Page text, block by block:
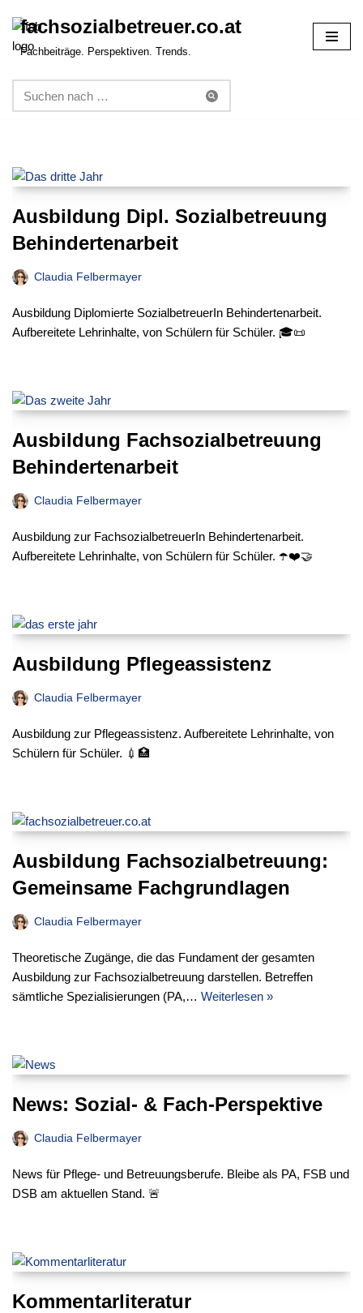
Zum
springen
fachsozialbetreuer.co.at
Fachbeiträge. Perspektiven. Trends.
Ausbildung Dipl. Sozialbetreuung
Behindertenarbeit
Claudia Felbermayer
Ausbildung Diplomierte SozialbetreuerIn Behindertenarbeit.
Aufbereitete Lehrinhalte, von Schülern für Schüler. 🎓📜
Ausbildung Fachsozialbetreuung
Behindertenarbeit
Claudia Felbermayer
Ausbildung zur FachsozialbetreuerIn Behindertenarbeit.
Aufbereitete Lehrinhalte, von Schülern für Schüler. ☂️❤️🤝
Ausbildung Pflegeassistenz
Claudia Felbermayer
Ausbildung zur Pflegeassistenz. Aufbereitete Lehrinhalte, von
Schülern für Schüler. 💉🏥
Ausbildung Fachsozialbetreuung:
Gemeinsame Fachgrundlagen
Claudia Felbermayer
Theoretische Zugänge, die das Fundament der gesamten
Ausbildung zur Fachsozialbetreuung darstellen. Betreffen
sämtliche Spezialisierungen (PA,… Weiterlesen »
News: Sozial- & Fach-Perspektive
Claudia Felbermayer
News für Pflege- und Betreuungsberufe. Bleibe als PA, FSB und
DSB am aktuellen Stand. 🚨
Kommentarliteratur